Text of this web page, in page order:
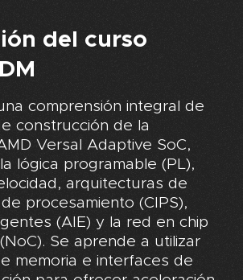
del curso
comprensión integral de
construcción de la
Versal Adaptive SoC,
lógica programable (PL),
arquitecturas de
procesamiento (CIPS),
(AIE) y la red en chip
Se aprende a utilizar
memoria e interfaces de